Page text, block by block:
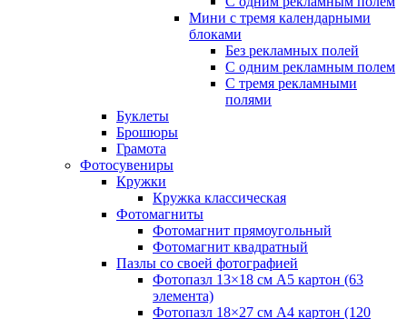
Мини с тремя календарными
блоками
Без рекламных полей
С одним рекламным полем
С тремя рекламными
полями
Буклеты
Брошюры
Грамота
Фотосувениры
Кружки
Кружка классическая
Фотомагниты
Фотомагнит прямоугольный
Фотомагнит квадратный
Пазлы со своей фотографией
Фотопазл 13×18 см А5 картон (63
элемента)
Фотопазл 18×27 см А4 картон (120